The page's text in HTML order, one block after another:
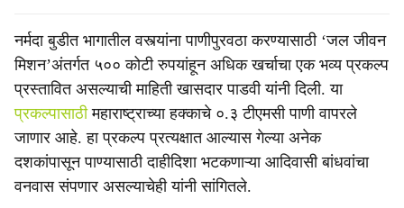
नर्मदा बुडीत भागातील वस्त्यांना पाणीपुरवठा करण्यासाठी ‘जल जीवन
मिशन’अंतर्गत ५०० कोटी रुपयांहून अधिक खर्चाचा एक भव्य प्रकल्प
प्रस्तावित असल्याची माहिती खासदार पाडवी यांनी दिली. या
प्रकल्पासाठीमहाराष्ट्राच्या हक्काचे ०.३ टीएमसी पाणी वापरले
जाणार आहे. हा प्रकल्प प्रत्यक्षात आल्यास गेल्या अनेक
दशकांपासून पाण्यासाठी दाहीदिशा भटकणाऱ्या आदिवासी बांधवांचा
वनवास संपणार असल्याचेही यांनी सांगितले.